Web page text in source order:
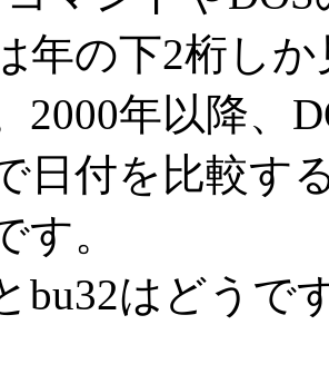
年の下2桁し
2000年以降、
日付を比較す
す。
bu32はどうで